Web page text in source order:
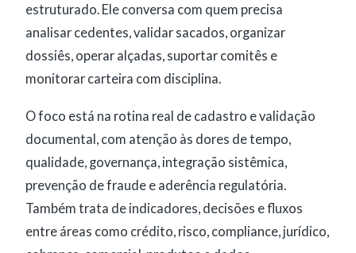
estruturado. Ele conversa com quem precisa
analisar cedentes, validar sacados, organizar
dossiês, operar alçadas, suportar comitês e
monitorar carteira com disciplina.
O foco está na rotina real de cadastro e validação
documental, com atenção às dores de tempo,
qualidade, governança, integração sistêmica,
prevenção de fraude e aderência regulatória.
Também trata de indicadores, decisões e fluxos
entre áreas como crédito, risco, compliance, jurídico,